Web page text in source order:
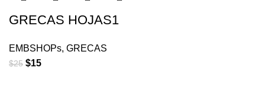
GRECAS HOJAS1
EMBSHOPs, GRECAS
$25 $15